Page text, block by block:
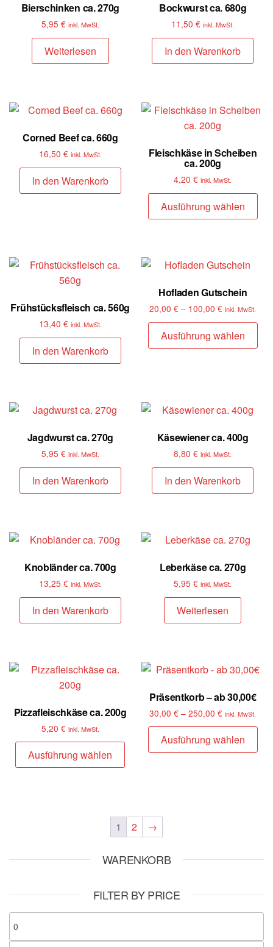
Bierschinken ca. 270g
5,95 € inkl. MwSt.
Weiterlesen
Bockwurst ca. 680g
11,50€ inkl. MwSt.
In den Warenkorb
Corned Beef ca. 660g
16,50 € inkl. MwSt.
In den Warenkorb
Fleischkäse in Scheiben
ca. 200g
4,20€ inkl. MwSt.
Ausführung wählen
Frühstücksfleisch ca. 560g
13,40 € inkl. MwSt.
In den Warenkorb
Hofladen Gutschein
20,00€ – 100,00€ inkl. MwSt.
Ausführung wählen
Jagdwurst ca. 270g
5,95 € inkl. MwSt.
In den Warenkorb
Käsewiener ca. 400g
8,80€ inkl. MwSt.
In den Warenkorb
Knobländer ca. 700g
13,25 € inkl. MwSt.
In den Warenkorb
Leberkäse ca. 270g
5,95€ inkl. MwSt.
Weiterlesen
Pizzafleischkäse ca. 200g
5,20 € inkl. MwSt.
Ausführung wählen
Präsentkorb – ab 30,00€
30,00€ –250,00€ inkl. MwSt.
Ausführung wählen
1 2 →
WARENKORB
FILTER BY PRICE